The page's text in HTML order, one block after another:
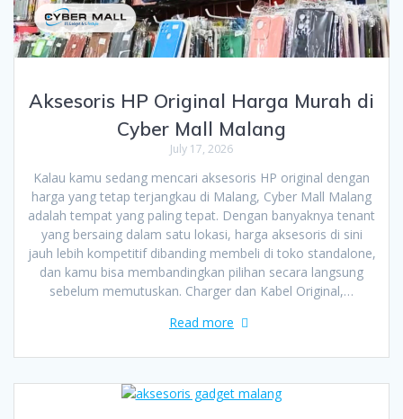
Aksesoris HP Original Harga Murah di
Cyber Mall Malang
July 17, 2026
Kalau kamu sedang mencari aksesoris HP original dengan
harga yang tetap terjangkau di Malang, Cyber Mall Malang
adalah tempat yang paling tepat. Dengan banyaknya tenant
yang bersaing dalam satu lokasi, harga aksesoris di sini
jauh lebih kompetitif dibanding membeli di toko standalone,
dan kamu bisa membandingkan pilihan secara langsung
sebelum memutuskan. Charger dan Kabel Original,…
Read more